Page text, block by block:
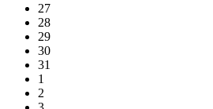
27
28
29
30
31
1
2